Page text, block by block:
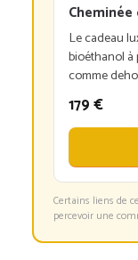
Le cadeau
bioéthanol à
comme
179 €
Certains liens de
percevoir une